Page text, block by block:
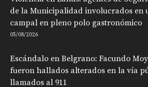
de la Municipalidad involucrados en
campal en pleno polo gastronómico
05/08/2026
Escándalo en Belgrano: Facundo
fueron hallados alterados en la vía
llamados al 911